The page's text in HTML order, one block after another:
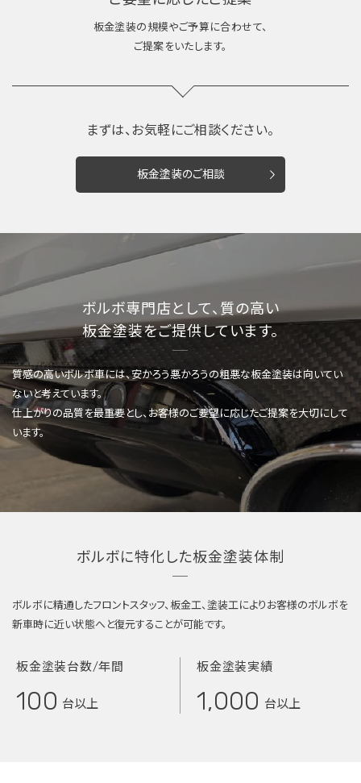
板金塗装の規模やご予算に合わせて、
ご提案をいたします。
まずは、お気軽にご相談ください。
板金塗装のご相談
ボルボ専門店として、質の高い
板金塗装をご提供しています。
質感の高いボルボ車には、安かろう悪かろうの粗悪な板金塗装は向いてい
ないと考えています。
仕上がりの品質を最重要とし、お客様のご要望に応じたご提案を大切にして
います。
ボルボに特化した板金塗装体制
ボルボに精通したフロントスタッフ、板金工、塗装工により お客様のボルボを
新車時に近い状態へと復元することが可能です。
板金塗装台数/年間
100 台以上
板金塗装実績
1,000 台以上